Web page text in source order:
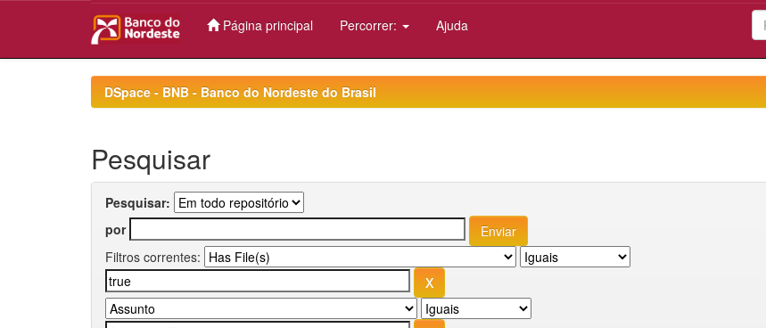
Página principal Percorrer: Ajuda
DSpace - BNB - Banco do Nordeste do Brasil
Pesquisar
Pesquisar:
por
Filtros correntes: